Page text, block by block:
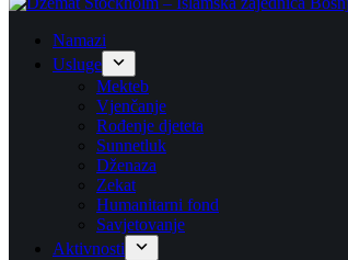
Namazi
Usluge
Mekteb
Vjenčanje
Rođenje djeteta
Sunnetluk
Dženaza
Zekat
Humanitarni fond
Savjetovanje
Aktivnosti